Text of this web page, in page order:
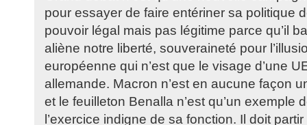
pour essayer de faire entériner sa politique
pouvoir légal mais pas légitime parce qu’il
aliène notre liberté, souveraineté pour
européenne qui n’est que le visage d’une
allemande. Macron n’est en aucune façon
et le feuilleton Benalla n’est qu’un exemple
l’exercice indigne de sa fonction. Il doit